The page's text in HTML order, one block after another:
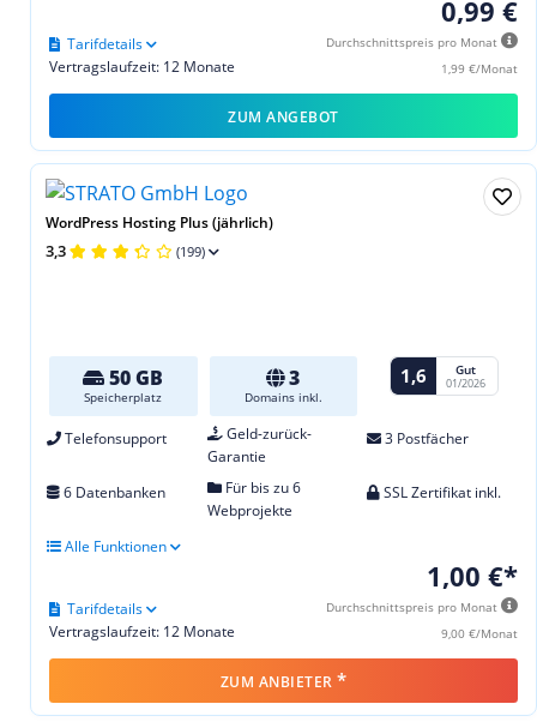
0,99 €
Durchschnittspreis pro Monat
1,99 €/Monat
Vertragslaufzeit: 12 Monate
Tarifdetails
ZUM ANGEBOT
WordPress Hosting Plus (jährlich)
3,3 (199)
50 GB
Speicherplatz
3
Domains inkl.
1,6 Gut
01/2026
Telefonsupport
Geld-zurück-
Garantie
3 Postfächer
6 Datenbanken
Für bis zu 6
Webprojekte
SSL Zertifikat inkl.
Alle Funktionen
1,00 €*
Durchschnittspreis pro Monat
9,00 €/Monat
Vertragslaufzeit: 12 Monate
Tarifdetails
ZUM ANBIETER *